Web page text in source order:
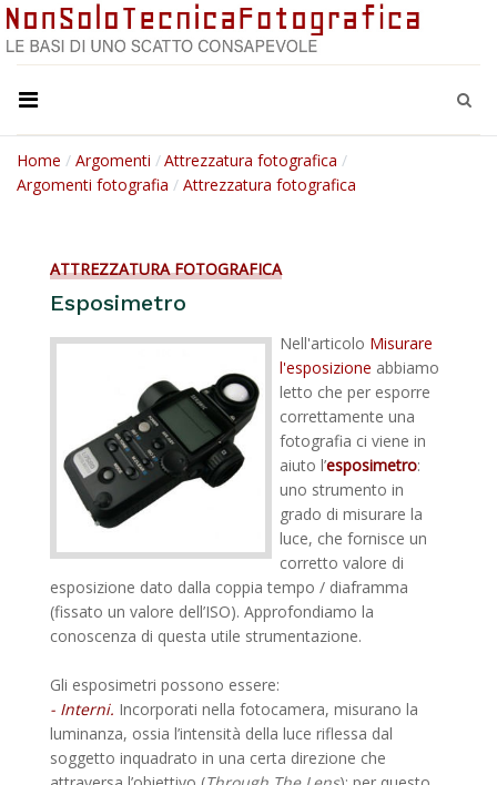
Home Argomenti
Attrezzatura fotografica
Argomenti fotografia
Attrezzatura fotografica
ATTREZZATURA FOTOGRAFICA
Esposimetro
Nell'articolo Misurare
l'esposizione abbiamo
letto che per esporre
correttamente una
fotografia ci viene in
aiuto l’esposimetro:
uno strumento in
grado di misurare la
luce, che fornisce un
corretto valore di
esposizione dato dalla coppia tempo / diaframma
(fissato un valore dell’ISO). Approfondiamo la
conoscenza di questa utile strumentazione.
Gli esposimetri possono essere:
- Interni. Incorporati nella fotocamera, misurano la
luminanza, ossia l’intensità della luce riflessa dal
soggetto inquadrato in una certa direzione che